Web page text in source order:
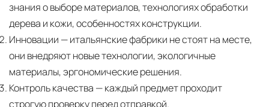
знания о выборе материалов, технологиях обработки
дерева и кожи, особенностях конструкции.
Инновации — итальянские фабрики не стоят на месте,
они внедряют новые технологии, экологичные
материалы, эргономические решения.
Контроль качества — каждый предмет проходит
строгую проверку перед отправкой.